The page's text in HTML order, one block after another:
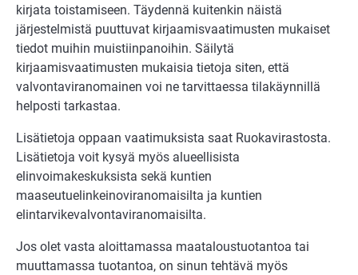
kirjata toistamiseen. Täydennä kuitenkin näistä
järjestelmistä puuttuvat kirjaamisvaatimusten mukaiset
tiedot muihin muistiinpanoihin. Säilytä
kirjaamisvaatimusten mukaisia tietoja siten, että
valvontaviranomainen voi ne tarvittaessa tilakäynnillä
helposti tarkastaa.
Lisätietoja oppaan vaatimuksista saat Ruokavirastosta.
Lisätietoja voit kysyä myös alueellisista
elinvoimakeskuksista sekä kuntien
maaseutuelinkeinoviranomaisilta ja kuntien
elintarvikevalvontaviranomaisilta.
Jos olet vasta aloittamassa maataloustuotantoa tai
muuttamassa tuotantoa, on sinun tehtävä myös